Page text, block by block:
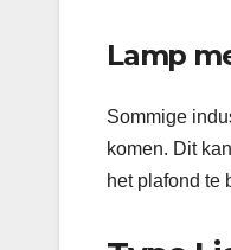
Lamp
Sommige
komen. Dit
het plafond te